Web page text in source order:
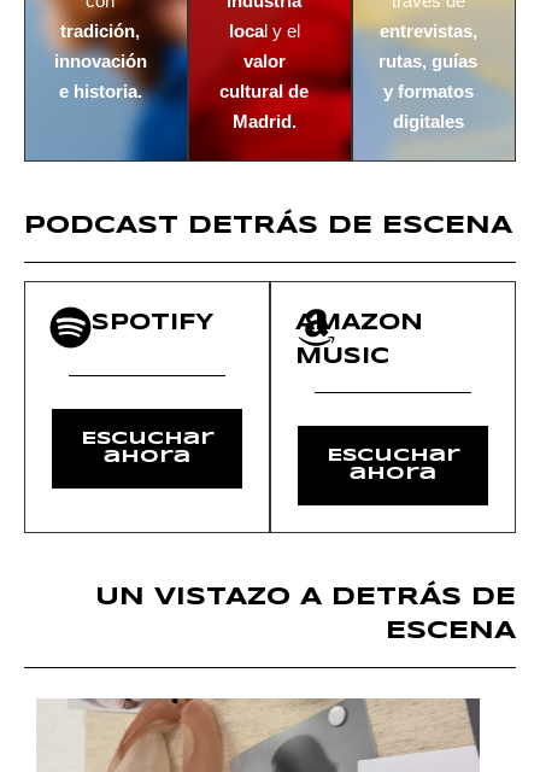
tradición,
innovación
e historia.
local y el
valor
cultural de
Madrid.
entrevistas,
rutas, guías
y formatos
digitales
PODCAST DETRÁS DE ESCENA
SPOTIFY
Escuchar
ahora
AMAZON
MUSIC
Escuchar
ahora
UN VISTAZO A DETRÁS DE
ESCENA